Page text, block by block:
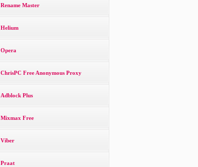
Rename Master
Helium
Opera
ChrisPC Free Anonymous Proxy
Adblock Plus
Mixmax Free
Viber
Praat